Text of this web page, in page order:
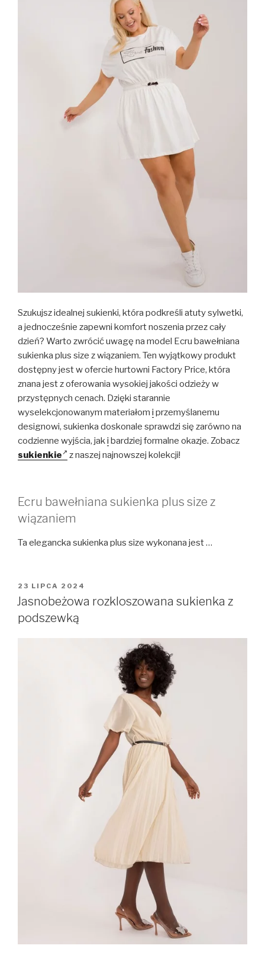
Szukujsz idealnej sukienki, która podkreśli atuty sylwetki,
a jednocześnie zapewni komfort noszenia przez cały
dzień? Warto zwrócić uwagę na model Ecru bawełniana
sukienka plus size z wiązaniem. Ten wyjątkowy produkt
dostępny jest w ofercie hurtowni Factory Price, która
znana jest z oferowania wysokiej jakości odzieży w
przystępnych cenach. Dzięki starannie
wyselekcjonowanym materiałom i przemyślanemu
designowi, sukienka doskonale sprawdzi się zarówno na
codzienne wyjścia, jaki bardziej formalne okazje. Zobacz
sukienkie
z naszej najnowszej kolekcji!
Ecru bawełniana sukienka plus size z
wiązaniem
Ta elegancka sukienka plus size wykonana jest …
OPUBLIKOWANE
W
23 LIPCA 2024
Jasnobeżowa rozkloszowana sukienka z
podszewką